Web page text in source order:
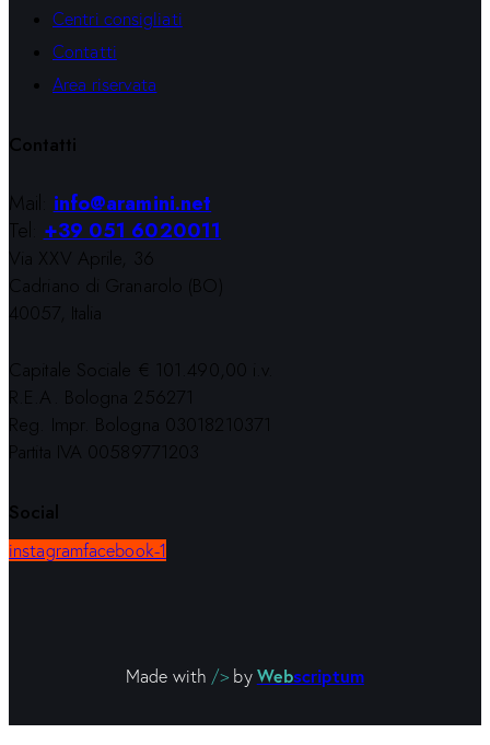
Centri consigliati
Contatti
Area riservata
Contatti
Mail:info@aramini.net
Tel:+39 051 6020011
Via XXV Aprile, 36
Cadriano di Granarolo (BO)
40057, Italia
Capitale Sociale € 101.490,00 i.v.
R.E.A. Bologna 256271
Reg. Impr. Bologna 03018210371
Partita IVA 00589771203
Social
instagramfacebook-1
Made with /> by Webscriptum